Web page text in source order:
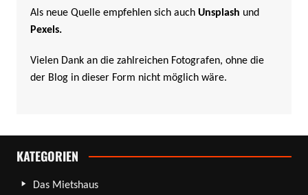
Als neue Quelle empfehlen sich auch Unsplash und
Pexels.
Vielen Dank an die zahlreichen Fotografen, ohne die
der Blog in dieser Form nicht möglich wäre.
KATEGORIEN
Das Mietshaus